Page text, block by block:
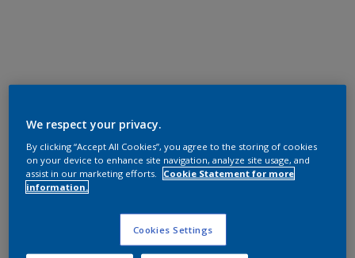
We respect your privacy.
By clicking “Accept All Cookies”, you agree to the storing of cookies
on your device to enhance site navigation, analyze site usage, and
assist in our marketing efforts.
Cookie Statement for more
information.
Cookies Settings